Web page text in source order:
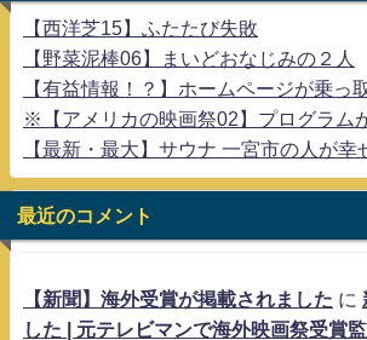
【西洋芝15】ふたたび失敗
【野菜泥棒06】まいどおなじみの２人
【有益情報！？】ホームページが乗っ
※【アメリカの映画祭02】プログラム
【最新・最大】サウナ 一宮市の人が幸
最近のコメント
【新聞】海外受賞が掲載されました に
した | 元テレビマンで海外映画祭受賞